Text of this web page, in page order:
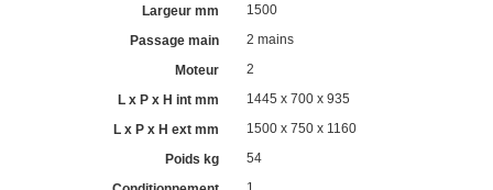
1500
2 mains
2
1445 x 700 x 935
1500 x 750 x 1160
54